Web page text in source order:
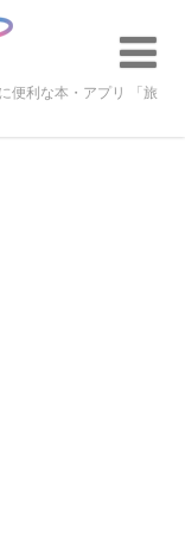
便利な本・アプリ 「旅